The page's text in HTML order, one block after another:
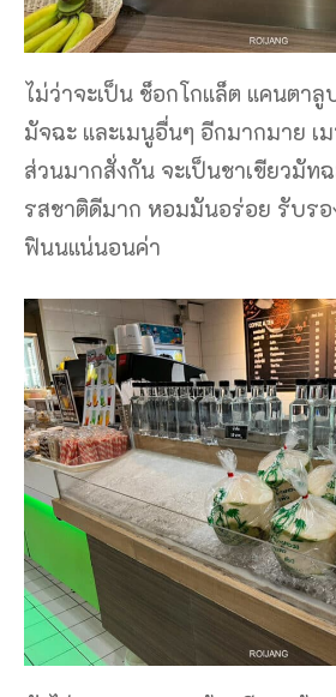
ไม่ว่าจะเป็น ช็อกโกแล็ต แคนตาลู
มัจฉะ และเมนูอื่นๆ อีกมากมาย เ
ส่วนมากสั่งกัน จะเป็นชาเขียวมัท
รสชาติดีมาก หอมมันอร่อย รับรอ
ฟินนแน่นอนค่า